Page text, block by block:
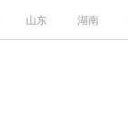
山东 湖南